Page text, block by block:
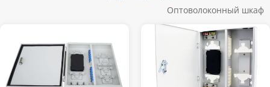
Оптоволоконный шкаф